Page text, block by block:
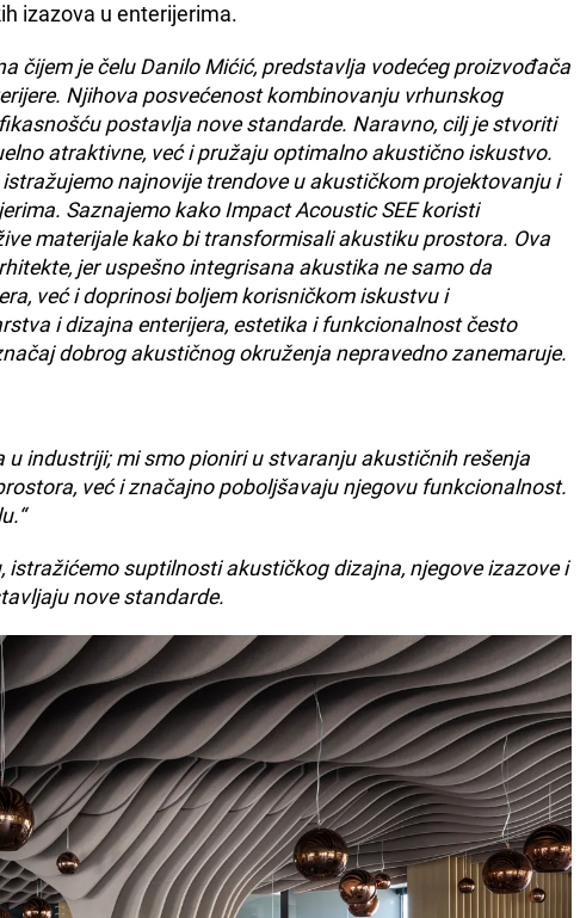
izazova u enterijerima.
čijem je čelu Danilo Mićić, predstavlja vodećeg proizvođača
Njihova posvećenost kombinovanju vrhunskog
postavlja nove standarde. Naravno, cilj je stvoriti
atraktivne, već i pružaju optimalno akustično iskustvo.
najnovije trendove u akustičkom projektovanju i
Saznajemo kako Impact Acoustic SEE koristi
materijale kako bi transformisali akustiku prostora. Ova
jer uspešno integrisana akustika ne samo da
već i doprinosi boljem korisničkom iskustvu i
i dizajna enterijera, estetika i funkcionalnost često
dobrog akustičnog okruženja nepravedno zanemaruje.
u industriji; mi smo pioniri u stvaranju akustičnih rešenja
već i značajno poboljšavaju njegovu funkcionalnost.
istražićemo suptilnosti akustičkog dizajna, njegove izazove i
nove standarde.